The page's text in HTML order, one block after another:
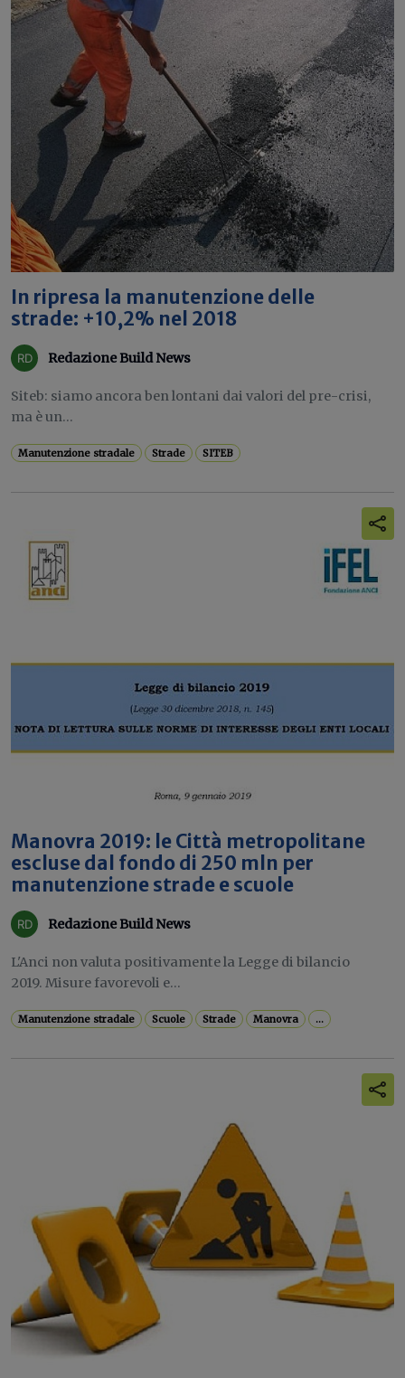
In ripresa la manutenzione delle
strade: +10,2% nel 2018
Redazione Build News
Siteb: siamo ancora ben lontani dai valori del pre-crisi,
ma è un...
Manutenzione stradale Strade SITEB
Manovra 2019: le Città metropolitane
escluse dal fondo di 250 mln per
manutenzione strade e scuole
Redazione Build News
L'Anci non valuta positivamente la Legge di bilancio
2019. Misure favorevoli e...
Manutenzione stradale Scuole Strade Manovra ...